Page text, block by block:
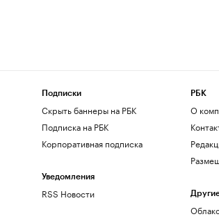
Подписки
Скрыть баннеры на РБК
Подписка на РБК
Корпоративная подписка
Уведомления
RSS Новости
РБК
О